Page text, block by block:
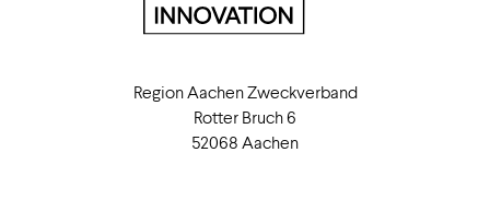
Region Aachen Zweckverband
Rotter Bruch 6
52068 Aachen